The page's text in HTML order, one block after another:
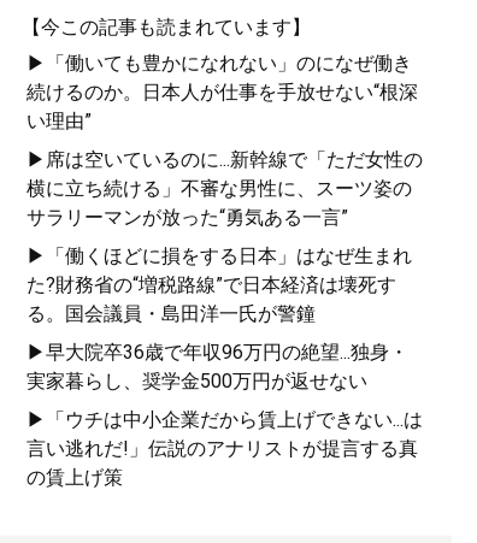
【今この記事も読まれています】
▶「働いても豊かになれない」のになぜ働き
続けるのか。日本人が仕事を手放せない“根深
い理由”
▶席は空いているのに...新幹線で「ただ女性の
横に立ち続ける」不審な男性に、スーツ姿の
サラリーマンが放った“勇気ある一言”
▶「働くほどに損をする日本」はなぜ生まれ
た?財務省の“増税路線”で日本経済は壊死す
る。国会議員・島田洋一氏が警鐘
▶早大院卒36歳で年収96万円の絶望...独身・
実家暮らし、奨学金500万円が返せない
▶「ウチは中小企業だから賃上げできない...は
言い逃れだ!」伝説のアナリストが提言する真
の賃上げ策